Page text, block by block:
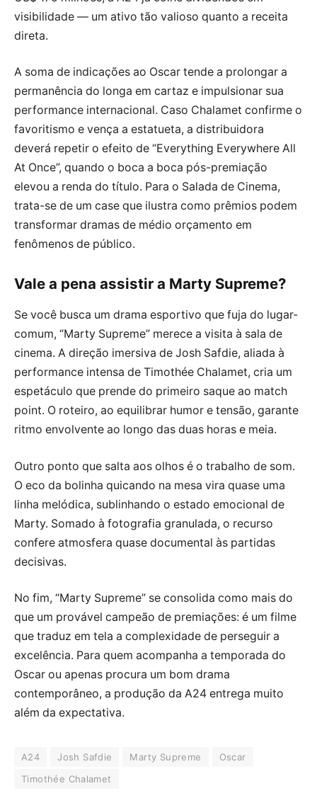
visibilidade — um ativo tão valioso quanto a receita
direta.
A soma de indicações ao Oscar tende a prolongar a
permanência do longa em cartaz e impulsionar sua
performance internacional. Caso Chalamet confirme o
favoritismo e vença a estatueta, a distribuidora
deverá repetir o efeito de “Everything Everywhere All
At Once”, quando o boca a boca pós-premiação
elevou a renda do título. Para o Salada de Cinema,
trata-se de um case que ilustra como prêmios podem
transformar dramas de médio orçamento em
fenômenos de público.
Vale a pena assistir a Marty Supreme?
Se você busca um drama esportivo que fuja do lugar-
comum, “Marty Supreme” merece a visita à sala de
cinema. A direção imersiva de Josh Safdie, aliada à
performance intensa de Timothée Chalamet, cria um
espetáculo que prende do primeiro saque ao match
point. O roteiro, ao equilibrar humor e tensão, garante
ritmo envolvente ao longo das duas horas e meia.
Outro ponto que salta aos olhos é o trabalho de som.
O eco da bolinha quicando na mesa vira quase uma
linha melódica, sublinhando o estado emocional de
Marty. Somado à fotografia granulada, o recurso
confere atmosfera quase documental às partidas
decisivas.
No fim, “Marty Supreme” se consolida como mais do
que um provável campeão de premiações: é um filme
que traduz em tela a complexidade de perseguir a
excelência. Para quem acompanha a temporada do
Oscar ou apenas procura um bom drama
contemporâneo, a produção da A24 entrega muito
além da expectativa.
A24 Josh Safdie Marty Supreme
Oscar
Timothée Chalamet